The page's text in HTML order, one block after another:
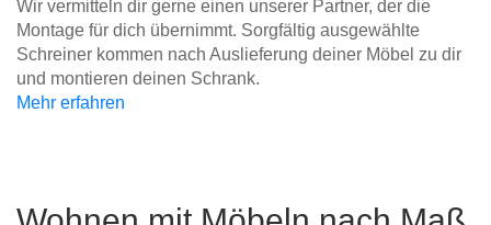
Wir vermitteln dir gerne einen unserer Partner, der die
Montage für dich übernimmt. Sorgfältig ausgewählte
Schreiner kommen nach Auslieferung deiner Möbel zu dir
und montieren deinen Schrank.
Mehr erfahren